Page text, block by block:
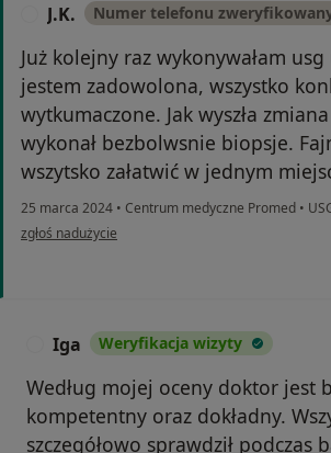
J.K. Numer telefonu
Już kolejny raz wykonywałam
jestem zadowolona, wszystko
wytkumaczone. Jak wyszła
wykonał bezbolwsnie biopsje.
wszytsko załatwić w jednym
25 marca 2024 • Centrum medyczne Promed •
w opinii użytkownika J.K.
zgłoś nadużycie
Iga Weryfikacja wizyty
Według mojej oceny doktor jest
kompetentny oraz dokładny.
szczegółowo sprawdził podczas